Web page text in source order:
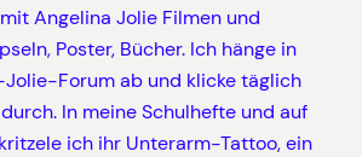
Angelina Jolie Filmen und
Poster, Bücher. Ich hänge in
Forum ab und klicke täglich
In meine Schulhefte und auf
ich ihr Unterarm-Tattoo, ein